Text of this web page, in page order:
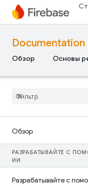
Documentation
Обзор Основы
Обзор
РАЗРАБАТЫВАЙТЕ С
ИИ
Разрабатывайте с